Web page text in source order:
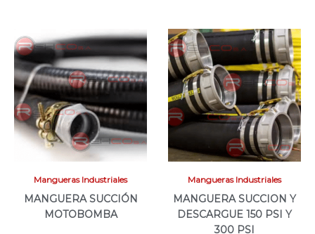
Mangueras Industriales
MANGUERA SUCCIÓN
MOTOBOMBA
Mangueras Industriales
MANGUERA SUCCION Y
DESCARGUE 150 PSI Y
300 PSI